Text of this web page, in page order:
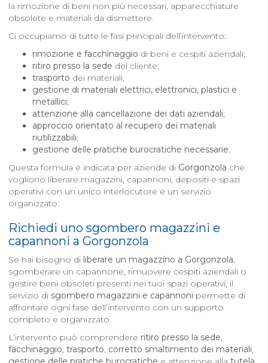
la rimozione di beni non più necessari, apparecchiature
obsolete e materiali da dismettere.
Ci occupiamo di tutte le fasi principali dell’intervento:
rimozione e facchinaggio di beni e cespiti aziendali;
ritiro presso la sede del cliente;
trasporto dei materiali;
gestione di materiali elettrici, elettronici, plastici e
metallici;
attenzione alla cancellazione dei dati aziendali;
approccio orientato al recupero dei materiali
riutilizzabili;
gestione delle pratiche burocratiche necessarie.
Questa formula è indicata per aziende di Gorgonzola che
vogliono liberare magazzini, capannoni, depositi e spazi
operativi con un unico interlocutore e un servizio
organizzato.
Richiedi uno sgombero magazzini e
capannoni a Gorgonzola
Se hai bisogno di liberare un magazzino a Gorgonzola,
sgomberare un capannone, rimuovere cespiti aziendali o
gestire beni obsoleti presenti nei tuoi spazi operativi, il
servizio di sgombero magazzini e capannoni permette di
affrontare ogni fase dell’intervento con un supporto
completo e organizzato.
L’intervento può comprendere ritiro presso la sede,
facchinaggio, trasporto, corretto smaltimento dei materiali,